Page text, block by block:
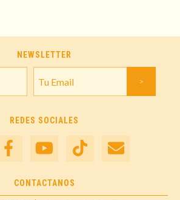
NEWSLETTER
REDES SOCIALES
CONTACTANOS